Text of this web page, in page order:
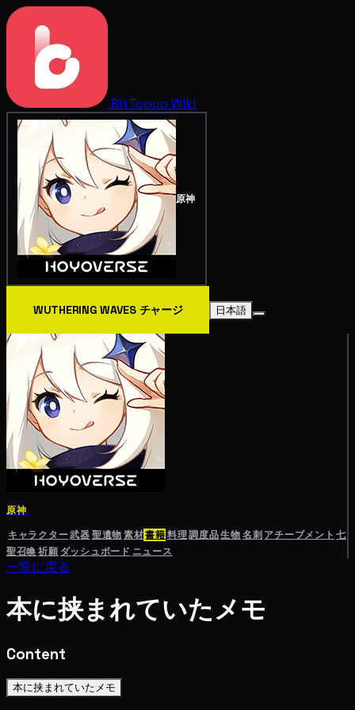
BitTopup Wiki
原神
WUTHERING WAVES チャージ 日本語
原神
キャラクター武器聖遺物素材書籍料理調度品生物名刺 アチーブメント 七
聖召喚祈願 ダッシュボード ニュース
一覧に戻る
本に挟まれていたメモ
Content
本に挟まれていたメモ